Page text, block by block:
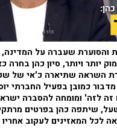
והסוערת שעברה על
יותר ויותר, סיון כהן
השראה שתיארה כ'אי של
כמובן בפעיל החברתי
לזה' ומומחה להסברה
שיתפה כהן בפרטים
לכל המאזינים לעקוב